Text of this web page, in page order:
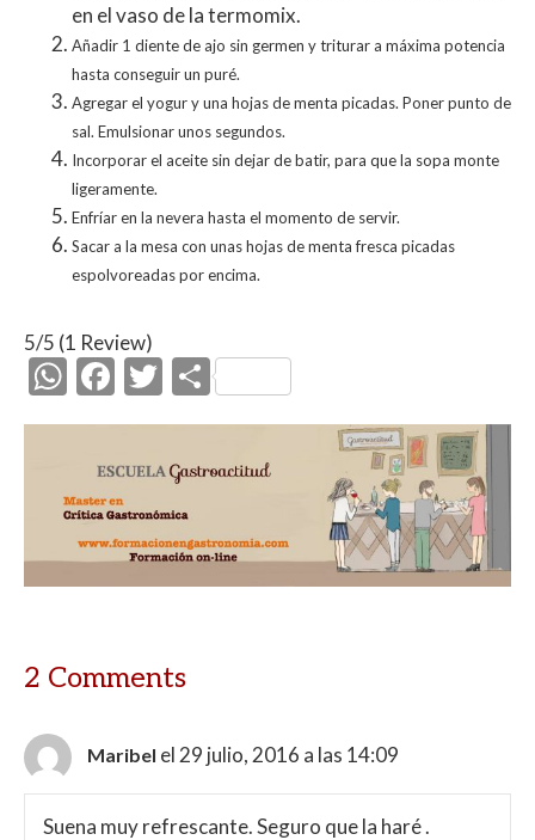
en el vaso de la termomix.
Añadir 1 diente de ajo sin germen y triturar a máxima potencia
hasta conseguir un puré.
Agregar el yogur y una hojas de menta picadas. Poner punto de
sal. Emulsionar unos segundos.
Incorporar el aceite sin dejar de batir, para que la sopa monte
ligeramente.
Enfríar en la nevera hasta el momento de servir.
Sacar a la mesa con unas hojas de menta fresca picadas
espolvoreadas por encima.
5/5 (1 Review)
W
h
at
s
A
p
F
ac
e
b
o
o
T
w
itt
er
C
o
p
ar
ti
2 Comments
Maribel el 29 julio, 2016 a las 14:09
Suena muy refrescante. Seguro que la haré .